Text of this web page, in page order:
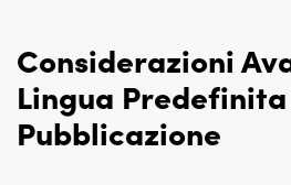
Considerazioni
Lingua Predefinita
Pubblicazione